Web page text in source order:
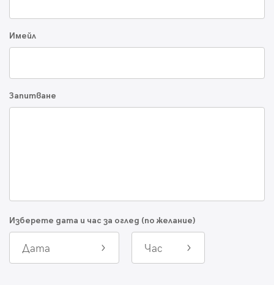
Имейл
Запитване
Изберете дата и час за оглед (по желание)
Дата Час